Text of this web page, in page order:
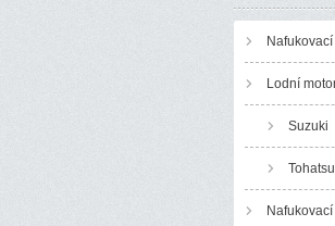
Lodní
Suzuki
Tohatsu